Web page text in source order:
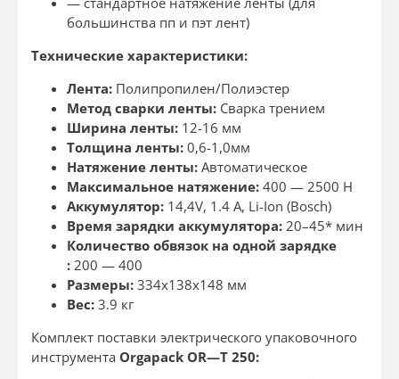
большинства пп и пэт лент)
Технические характеристики:
Лента: Полипропилен/Полиэстер
Метод сварки ленты: Сварка трением
Ширина ленты: 12-16 мм
Толщина ленты: 0,6-1,0мм
Натяжение ленты: Автоматическое
Максимальное натяжение: 400 — 2500 Н
Аккумулятор: 14,4V, 1.4 А, Li-Ion (Bosch)
Время зарядки аккумулятора: 20–45* мин
Количество обвязок на одной зарядке
: 200 — 400
Размеры: 334х138х148 мм
Вес: 3.9 кг
Комплект поставки электрического упаковочного
инструмента Orgapack OR—T 250: